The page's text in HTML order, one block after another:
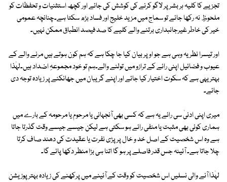
تجزیے کا کلیہ ہر بشر پر لاگو کرنے کی کوشش کی جائے اور کچھ استثنیات و تحفظات کو
ملحوظِ نہ رکھا جائے تو سماج میں مزید خلیج اور فساد بڑھ سکتا ہے۔چنانچہ عمومی
خیر کی خاطر غیرجانبداری برتنے والے کلیے کا صد فیصد انطباق ممکن نہیں۔
اور تیسرا نظریہ وہی ہے جو اوپر بیان کیا جا چکا ہے کہ ہم کون ہوتے ہیں مرنے والے کے
عیوب و فضائیل اپنی رائے کے ترازو میں تولنے والے۔ہم تو خود مجموعہِ اضداد ہیں۔لہٰذا
بہتر یہی ہے کہ سکوت اختیار کیا جائے اور اپنے گریبان میں جھانکنے پر زیادہ توجہ دی
جائے۔
میری اپنی ادنیٰ سی رائے یہ ہے کہ کسی بھی آنجہانی یا مرحوم یا مرحومہ کے بارے میں
ہماری کوئی بھی مثبت یا منفی رائے ہو سکتی ہے لیکن جیسے جیسے وقت گذرتا جاتا
ہے وہ اس شخصیت کے اصل خد و خال پر پڑی نفرت یا عقیدت کی دھند صاف کرتا
چلا جاتا ہے۔ آئینہ جس قدر فاصلے پر ہو گا اتنا ہی بڑا منظر دکھا پائے گا۔
لہٰذا آنے والی نسلیں اس شخصیت کو وقت کے آئینے میں پرکھنے کی زیادہ بہتر پوزیشن